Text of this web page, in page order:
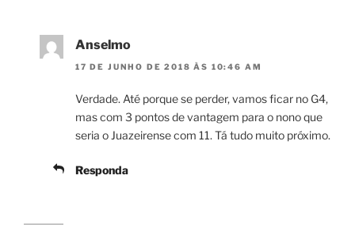
Anselmo
17 DE JUNHO DE 2018 ÀS 10:46 AM
Verdade. Até porque se perder, vamos ficar no G4,
mas com 3 pontos de vantagem para o nono que
seria o Juazeirense com 11. Tá tudo muito próximo.
Responda